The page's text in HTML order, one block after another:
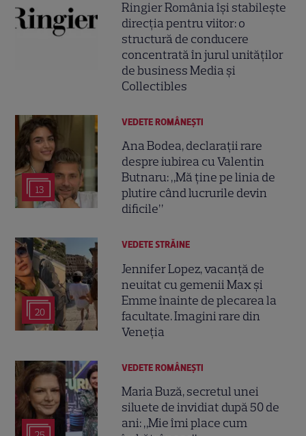
Ringier România își stabilește
direcția pentru viitor: o
structură de conducere
concentrată în jurul unităților
de business Media și
Collectibles
13
VEDETE ROMÂNEŞTI
Ana Bodea, declarații rare
despre iubirea cu Valentin
Butnaru: „Mă ține pe linia de
plutire când lucrurile devin
dificile”
20
VEDETE STRĂINE
Jennifer Lopez, vacanță de
neuitat cu gemenii Max și
Emme înainte de plecarea la
facultate. Imagini rare din
Veneția
VEDETE ROMÂNEŞTI
Maria Buză, secretul unei
siluete de invidiat după 50 de
ani: „Mie îmi place cum